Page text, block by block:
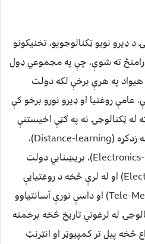
د ډیرو نویو ټکنالوجویو، تخنیکونو
رامنځ ته شوې، چې په مجموعي ډول
په هرې برخې لکه دولت
عامې روغتیا او ډیرو نورو برخو کې
له ټکنالوجۍ نه په ګټې اخیستنې
سره کولای شو چې له لرې څخه زدکړه (Distance-learning)،
بریښنايي سوداګري(Electronics-Business)، بریښنایي دولت
چلونه (Electronics-Government) او له لرې څخه د روغتیایې
خدمتونو وړاندې کولو (Tele-Medicine) او داسې نورې آسانتیاوو
له لرغوني تاریخ څخه برخمنه
څخه پیل تر کمپیوټر او انټرنټ